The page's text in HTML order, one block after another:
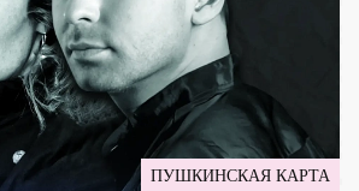
ПУШКИНСКАЯ КАРТА